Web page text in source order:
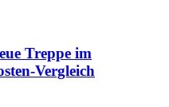
Treppe im
Vergleich